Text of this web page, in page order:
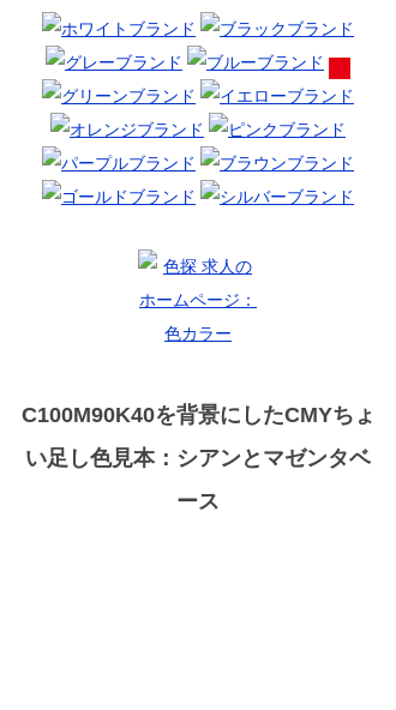
C100M90K40を背景にしたCMYちょ
い足し色見本：シアンとマゼンタベ
ース